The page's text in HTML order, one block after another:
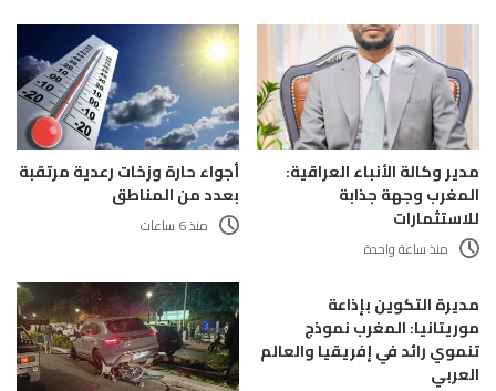
مدير وكالة الأنباء العراقية:
المغرب وجهة جذابة
للاستثمارات
منذ ساعة واحدة
أجواء حارة وزخات رعدية مرتقبة
بعدد من المناطق
منذ 6 ساعات
مديرة التكوين بإذاعة
موريتانيا: المغرب نموذج
تنموي رائد في إفريقيا والعالم
العربي